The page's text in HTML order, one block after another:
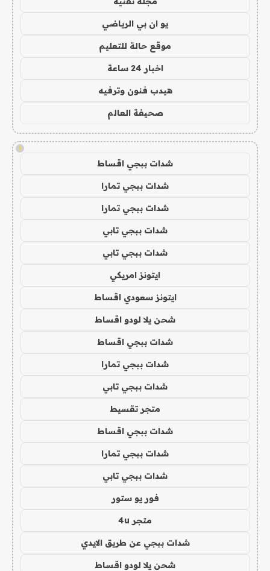
يو ان بي الرياضي
موقع حالة للتعليم
اخبار 24 ساعة
هيدب فنون وترفيه
صحيفة العالم
!
شدات ببجي اقساط
شدات ببجي تمارا
شدات ببجي تمارا
شدات ببجي تابي
شدات ببجي تابي
ايتونز امريكي
ايتونز سعودي اقساط
شحن يلا لودو اقساط
شدات ببجي اقساط
شدات ببجي تمارا
شدات ببجي تابي
متجر تقسيط
شدات ببجي اقساط
شدات ببجي تمارا
شدات ببجي تابي
فور يو ستور
متجر 4u
شدات ببجي عن طريق الايدي
شحن يلا لودو اقساط